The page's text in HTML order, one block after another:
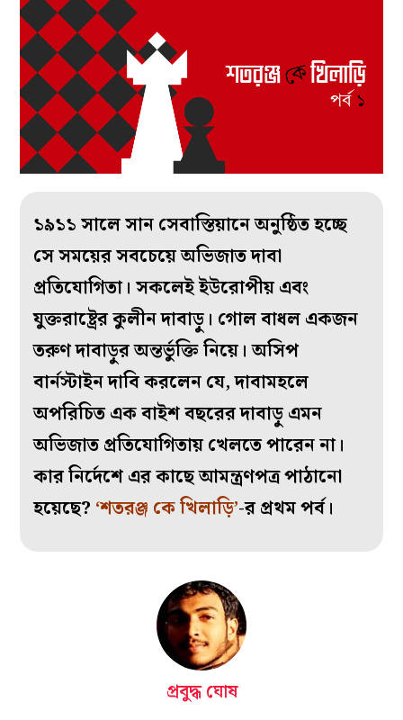
১৯১১ সালে সান সেবাস্তিয়ানে অনুষ্ঠিত হচ্ছে
সে সময়ের সবচেয়ে অভিজাত দাবা
প্রতিযোগিতা। সকলেই ইউরোপীয় এবং
যুক্তরাষ্ট্রের কুলীন দাবাড়ু। গোল বাধল একজন
তরুণ দাবাড়ুর অন্তর্ভুক্তি নিয়ে। অসিপ
বার্নস্টাইন দাবি করলেন যে, দাবামহলে
অপরিচিত এক বাইশ বছরের দাবাড়ু এমন
অভিজাত প্রতিযোগিতায় খেলতে পারেন না।
কার নির্দেশে এর কাছে আমন্ত্রণপত্র পাঠানো
হয়েছে? ‘শতরঞ্জ কে খিলাড়ি’-র প্রথম পর্ব।
প্রবুদ্ধ ঘোষ